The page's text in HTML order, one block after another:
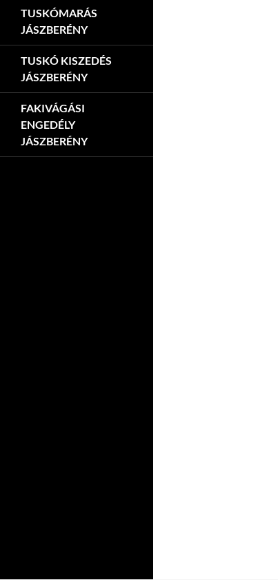
TUSKÓMARÁS
JÁSZBERÉNY
TUSKÓ KISZEDÉS
JÁSZBERÉNY
FAKIVÁGÁSI
ENGEDÉLY
JÁSZBERÉNY